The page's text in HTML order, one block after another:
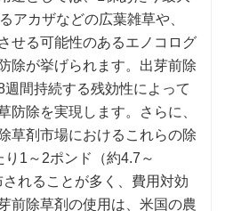
アカザなどの広葉雑草や、
せる可能性のあるエノコログ
除が挙げられます。出芽前除
間持続する残効性によって
防除を実現します。さらに、
草剤市場におけるこれらの除
1～2ポンド（約4.7～
れることが多く、費用対効
前除草剤の使用は、米国の農